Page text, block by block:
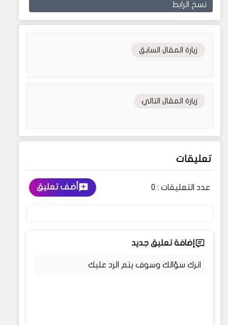
نسخ الرابط
زيارة المقال السابق
زيارة المقال التالي
تعليقات
عدد التعليقات : 0 أضف تعليق
إضافة تعليق جديد
اترك سؤالك وسوف يتم الرد عليك